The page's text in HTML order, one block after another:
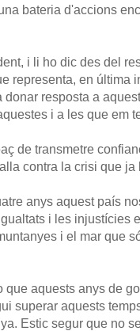
bateria d'accions
i li ho dic des del
representa, en última
resposta a
i a les que em
de transmetre
contra la crisi que ja
anys aquest país
i les injustícies
i el mar que
que aquests anys de
superar aquests
Estic segur que no